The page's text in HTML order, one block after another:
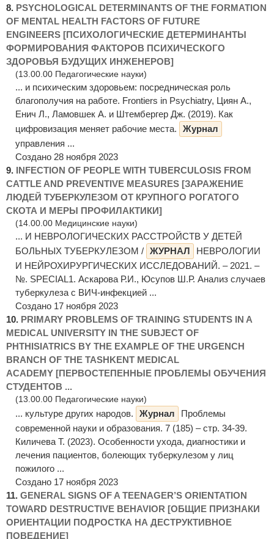
8. PSYCHOLOGICAL DETERMINANTS OF THE FORMATION
OF MENTAL HEALTH FACTORS OF FUTURE
ENGINEERS [ПСИХОЛОГИЧЕСКИЕ ДЕТЕРМИНАНТЫ
ФОРМИРОВАНИЯ ФАКТОРОВ ПСИХИЧЕСКОГО
ЗДОРОВЬЯ БУДУЩИХ ИНЖЕНЕРОВ]
(13.00.00 Педагогические науки)
... и психическим здоровьем: посредническая роль
благополучия на работе. Frontiers in Psychiatry, Циян А.,
Енич Л., Ламовшек А. и Штембергер Дж. (2019). Как
цифровизация меняет рабочие места.
Журнал
управления ...
Создано 28 ноября 2023
9. INFECTION OF PEOPLE WITH TUBERCULOSIS FROM
CATTLE AND PREVENTIVE MEASURES [ЗАРАЖЕНИЕ
ЛЮДЕЙ ТУБЕРКУЛЕЗОМ ОТ КРУПНОГО РОГАТОГО
СКОТА И МЕРЫ ПРОФИЛАКТИКИ]
(14.00.00 Медицинские науки)
... И НЕВРОЛОГИЧЕСКИХ РАССТРОЙСТВ У ДЕТЕЙ
БОЛЬНЫХ ТУБЕРКУЛЕЗОМ / ЖУРНАЛ
НЕВРОЛОГИИ
И НЕЙРОХИРУРГИЧЕСКИХ ИССЛЕДОВАНИЙ. – 2021. –
№. SPECIAL1. Аскарова Р.И., Юсупов Ш.Р. Анализ случаев
туберкулеза с ВИЧ-инфекцией ...
Создано 17 ноября 2023
10. PRIMARY PROBLEMS OF TRAINING STUDENTS IN A
MEDICAL UNIVERSITY IN THE SUBJECT OF
PHTHISIATRICS BY THE EXAMPLE OF THE URGENCH
BRANCH OF THE TASHKENT MEDICAL
ACADEMY [ПЕРВОСТЕПЕННЫЕ ПРОБЛЕМЫ ОБУЧЕНИЯ
СТУДЕНТОВ ...
(13.00.00 Педагогические науки)
... культуре других народов. Журнал
Проблемы
современной науки и образования. 7 (185) – стр. 34-39.
Киличева Т. (2023). Особенности ухода, диагностики и
лечения пациентов, болеющих туберкулезом у лиц
пожилого ...
Создано 17 ноября 2023
11. GENERAL SIGNS OF A TEENAGER’S ORIENTATION
TOWARD DESTRUCTIVE BEHAVIOR [ОБЩИЕ ПРИЗНАКИ
ОРИЕНТАЦИИ ПОДРОСТКА НА ДЕСТРУКТИВНОЕ
ПОВЕДЕНИЕ]